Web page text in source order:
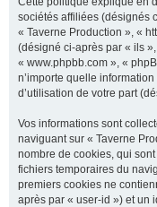
sociétés affiliées (désignés
« Taverne Production », «
(désigné ci-après par « ils
« www.phpbb.com », «
n’importe quelle
d’utilisation de votre part
Vos informations sont
naviguant sur « Taverne
nombre de cookies, qui
fichiers temporaires du
premiers cookies ne
après par « user-id ») et un